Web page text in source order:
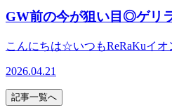
ます♪ ※数に限りがございますの
肩甲骨ストレッチで首、肩、腰
県木更津市築地1－4 イオンモ
38-4530オンライン予約は24時間
抜けないな…」「このだるさ、
しまいます。「最近ちょっと疲
るためにも、今のうちからしっ
日【5月15日(金)】の空き状況
のご来店心よりお待ちしており
すので、ご予約はお早めに(・
こちらからチェックしてみてく
03086e020dea最後に「まだ大丈
今ケアするかどうかで来週が変
最後まで気持ちよく締めくくり
態で迎えてくださいね。☆★本
ェック▼https://
く過ごす」か、「軽い身体で思
れ道は、今のケアにあります。
(火)】の空き状況☆★10：10 ～
約はお早めに(・
は楽しいよさこい時間を是非体
りわずかですが空きがございま
もお越しくださいませ☆皆さま
ております☆イベント情報日時：
～15：00場所：ライブパーク☆★
ーブ＋足踏み 合計5つ※数に限り
終了となりますさらに見逃せな
常はお支払い時のみポイント付
も、付与ポイントは増額中。つ
ReRaKuで使える、チャージ式
が可能です◎「混雑を避けて受
りほぐしたい」そんな方にはぴ
が…“今日ならすぐご案内できま
約いただけますので、ぜひこの
んか？本日まだ空きがございま
しております。本日 【4月22日
GW前の今が狙い目◎ゲリ
こんにちは☆いつもReRaKuイ
近づいてきましたね(^-^)お出か
身体のコンディションは整って
しやすく、「行きたかったのに
2026.04.21
記事一覧へ